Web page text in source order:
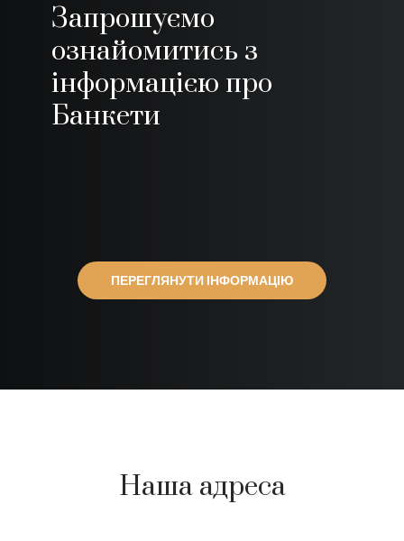
Запрошуємо
ознайомитись з
інформацією про
Банкети
ПЕРЕГЛЯНУТИ ІНФОРМАЦІЮ
Наша адреса